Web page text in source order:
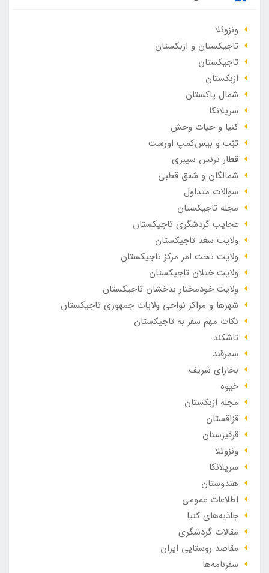
ونزوئلا
تاجیکستان و ازبکستان
تاجیکستان
ازبکستان
شمال پاکستان
سریلانکا
کنیا و حیات وحش
تبّت و بیس‌کمپ اورست
قطار ترنس سیبری
شمالگان و شفق قطبی
سوالات متداول
مجله تاجیکستان
عجایب گردشگری تاجیکستان
ولایت سغد تاجیکستان
ولایت تحت امر مرکز تاجیکستان
ولایت ختلان تاجیکستان
ولایت خودمختار بدخشان تاجیکستان
شهرها و مراکز نواحی ولایات جمهوری تاجیکستان
نکات مهم سفر به تاجیکستان
تاشکند
سمرقند
بخارای شریف
خیوه
مجله ازبکستان
قزاقستان
قرقیزستان
ونزوئلا
سریلانکا
هندوستان
اطلاعات عمومی
جاذبه‌های کنیا
مقالات گردشگری
مقاصد روستایی ایران
سفرنامه‌ها